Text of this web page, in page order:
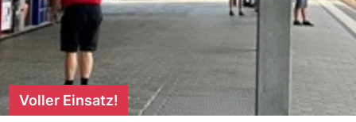
Voller Einsatz!